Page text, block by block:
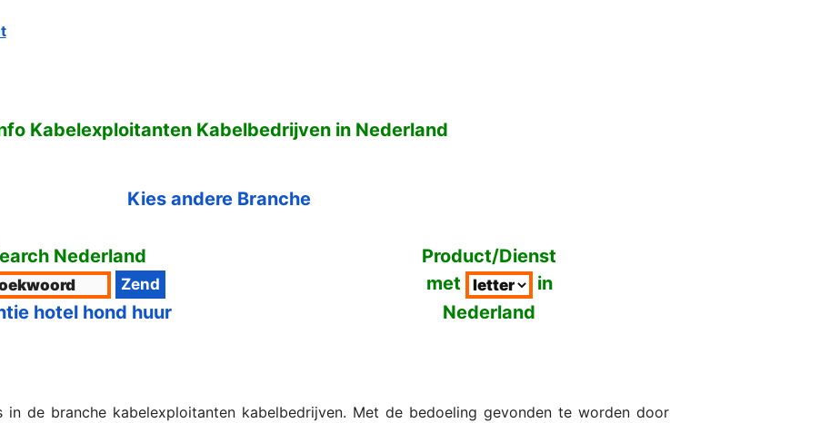
Kabelexploitanten Kabelbedrijven in Nederland
Kies andere Branche
Nederland
hotel hond huur
Product/Dienst
met
in
Nederland
in de branche kabelexploitanten kabelbedrijven. Met de bedoeling gevonden te worden door